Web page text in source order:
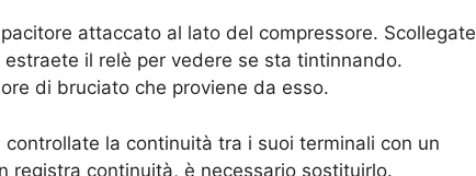
attaccato al lato del compressore. Scollegate
il relè per vedere se sta tintinnando.
di bruciato che proviene da esso.
la continuità tra i suoi terminali con un
registra continuità, è necessario sostituirlo.